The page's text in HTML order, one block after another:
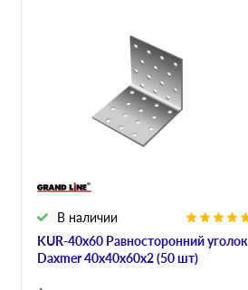
KUR-40х60 Равносторонний уголок
Daxmer 40х40х60х2 (50 шт)
В наличии